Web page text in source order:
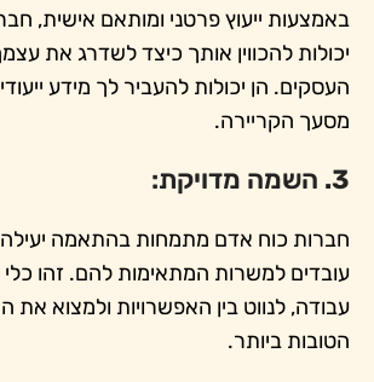
באמצעות ייעוץ פרטני ומותאם אישית,
יכולות להכווין אותך כיצד לשדרג את
העסקים. הן יכולות להעביר לך מידע
מסעך הקריירה.
3. השמה מדויקת:
חברות כוח אדם מתמחות בהתאמה יעילה
עובדים למשרות המתאימות להם. זהו
עבודה, לנווט בין האפשרויות ולמצוא את
הטובות ביותר.